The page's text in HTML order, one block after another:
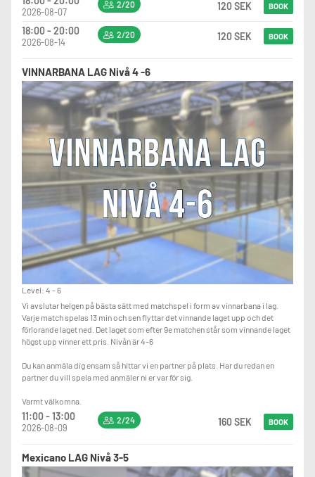
2026-08-07
2/20 120 SEK BOOK
18:00 - 20:00
2026-08-14
2/20 120 SEK BOOK
VINNARBANA LAG Nivå 4 -6
Level: 4 - 6
Vi avslutar helgen på bästa sätt med matchspel i form av vinnarbana i lag.
Varje match spelas 13 min och sen flyttar det vinnande laget upp och det
förlorande laget ned. Det laget som efter 9e matchen står som vinnande laget
högst upp vinner ett pris. Nivån är 4-6
Du kan anmäla dig ensam så hittar vi en partner på plats. Har du redan en
partner du vill spela med anmäler ni er var för sig.
Varmt välkomna.
11:00 - 13:00
2026-08-09
2/24 160 SEK BOOK
Mexicano LAG Nivå 3-5